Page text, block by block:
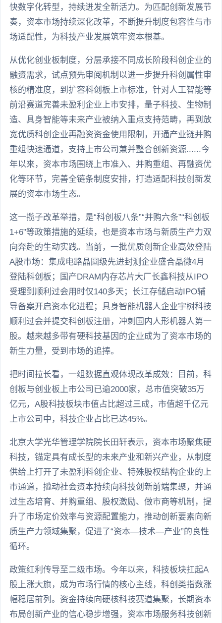
快数字化转型，持续迸发全新活力。为匹配创新发展节
奏，资本市场持续深化改革，不断提升制度包容性与市
场适配性，为科技产业发展筑牢资本根基。
从优化创业板制度，分层承接不同成长阶段科创企业的
融资需求，试点预先审阅机制以进一步提升科创属性审
核的精准度，到扩容科创板上市标准，针对人工智能等
前沿赛道完善未盈利企业上市安排，量子科技、生物制
造、具身智能等未来产业被纳入重点支持范畴，再到放
宽优质科创企业再融资资金使用限制，开通产业链并购
重组快速通道，支持上市公司兼并整合创新资源......今
年以来，资本市场围绕上市准入、并购重组、再融资优
化等环节，完善全链条制度安排，打造适配科技创新发
展的资本市场生态。
这一揽子改革举措，是“科创板八条”“并购六条”“科创板
1+6”等政策措施的延续，也是资本市场与新质生产力双
向奔赴的生动实践。当前，一批优质创新企业高效登陆
A股市场：集成电路晶圆级先进封测企业盛合晶微4月
登陆科创板；国产DRAM内存芯片大厂长鑫科技从IPO
受理到顺利过会用时仅140多天；长江存储启动IPO辅
导备案开启资本化进程；具身智能机器人企业宇树科技
顺利过会并提交科创板注册，冲刺国内人形机器人第一
股。越来越多带有硬科技基因的企业成为了资本市场的
新生力量，受到市场的追捧。
把时间拉长看，一组数据直观体现改革成效：目前，科
创板与创业板上市公司已逾2000家，总市值突破35万
亿元，A股科技板块市值占比超过三成，市值超千亿元
上市公司中，科技企业占比已达45%。
北京大学光华管理学院院长田轩表示，资本市场聚焦硬
科技，锚定具有成长型的未来产业和新兴产业，从制度
供给上打开了未盈利科创企业、特殊股权结构企业的上
市通道，撬动社会资本持续向科技创新前端集聚，并通
过生态培育、并购重组、股权激励、做市商等机制，提
升了市场定价效率与资源配置能力，推动创新要素向新
质生产力领域集聚，促进了“资本—技术—产业”的良性
循环。
政策红利传导至二级市场。今年以来，科技板块扛起A
股上涨大旗，成为市场行情的核心主线，科创类指数涨
幅稳居前列。资金持续向硬核科技赛道集聚，长期资本
布局创新产业的信心稳步增强，资本市场服务科技创新